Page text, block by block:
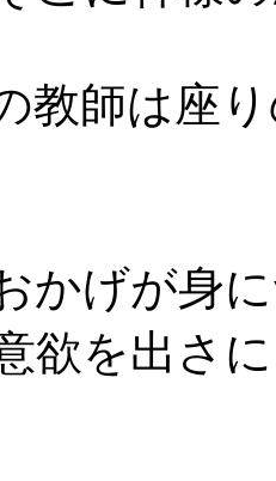
教師は座
かげが身
欲を出さ